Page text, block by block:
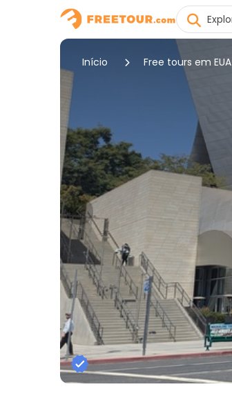
Início Free tours em EUA